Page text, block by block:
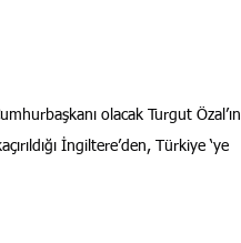
olacak Turgut Özal’ın
İngiltere’den, Türkiye ‘ye